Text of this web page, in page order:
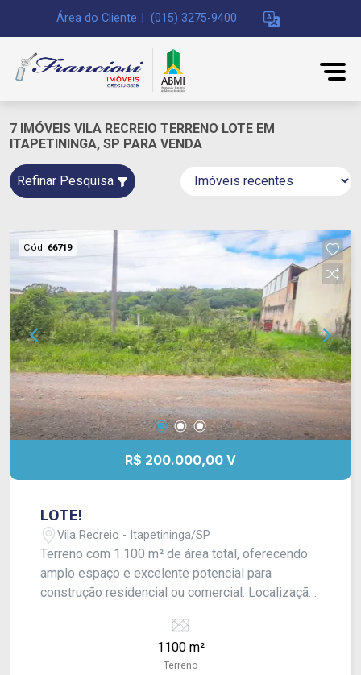
Área do Cliente (015) 3275-9400
7 IMÓVEIS VILA RECREIO TERRENO LOTE EM
ITAPETININGA, SP PARA VENDA
Refinar Pesquisa
Cód. 66719
R$ 200.000,00 V
LOTE!
Vila Recreio - Itapetininga/SP
Terreno com 1.100 m² de área total, oferecendo
amplo espaço e excelente potencial para
construção residencial ou comercial. Localização
desenvolver um projeto personalizado.
1100 m²
Terreno